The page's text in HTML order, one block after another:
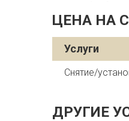
ЦЕНА НА
Услуги
Снятие/
ДРУГИЕ